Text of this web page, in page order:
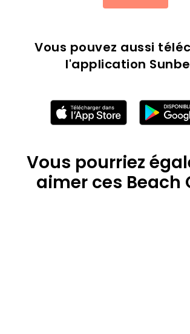
Vous pouvez aussi
l'application
Vous pourriez
aimer ces Beach